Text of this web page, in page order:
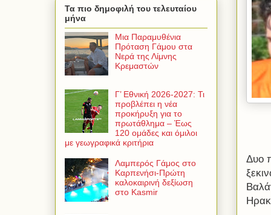
Δυο
Τα πιο δημοφιλή του τελευταίου
μήνα
Μια Παραμυθένια
Πρόταση Γάμου στα
Νερά της Λίμνης
Κρεμαστών
Γ’ Εθνική 2026-2027: Τι
προβλέπει η νέα
προκήρυξη για το
πρωτάθλημα – Έως
120 ομάδες και όμιλοι
με γεωγραφικά κριτήρια
Λαμπερός Γάμος στο
Καρπενήσι-Πρώτη
καλοκαιρινή δεξίωση
στο Kasmir